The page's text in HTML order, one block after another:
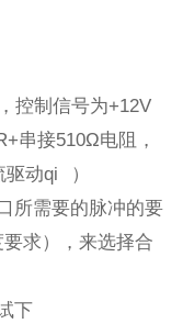
控制信号为+12V
串接510Ω电阻，
动qi ）
所需要的脉冲的要
求），来选择合
下